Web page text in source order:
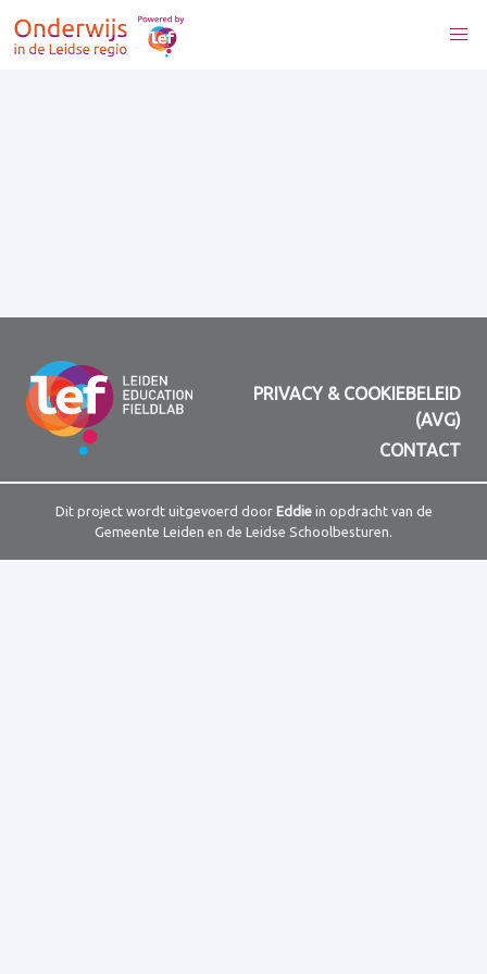
PRIVACY & COOKIEBELEID
(AVG)
CONTACT
Dit project wordt uitgevoerd door Eddiein opdracht van de
Gemeente Leiden en de Leidse Schoolbesturen.